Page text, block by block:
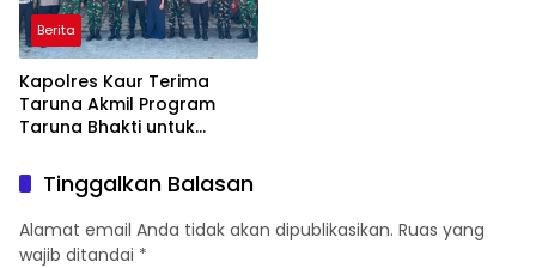
Berita
Kapolres Kaur Terima
Taruna Akmil Program
Taruna Bhakti untuk
Rakyat Kabupaten Kaur
Tinggalkan Balasan
Alamat email Anda tidak akan dipublikasikan. Ruas yang
wajib ditandai *